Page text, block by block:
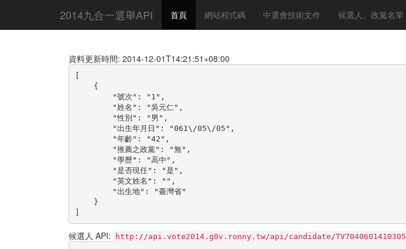
2014九合一選舉API 首頁 網站程式碼 中選會技術文件 候選人、政黨名單
資料更新時間: 2014-12-01T14:21:51+08:00
[
    {
        "號次": "1",
        "姓名": "吳元仁",
        "性別": "男",
        "出生年月日": "061\/05\/05",
        "年齡": "42",
        "推薦之政黨": "無",
        "學歷": "高中",
        "是否現任": "是",
        "英文姓名": "",
        "出生地": "臺灣省"
    }
]
候選人 API:
http://api.vote2014.g0v.ronny.tw/api/candidate/TV7040601410305